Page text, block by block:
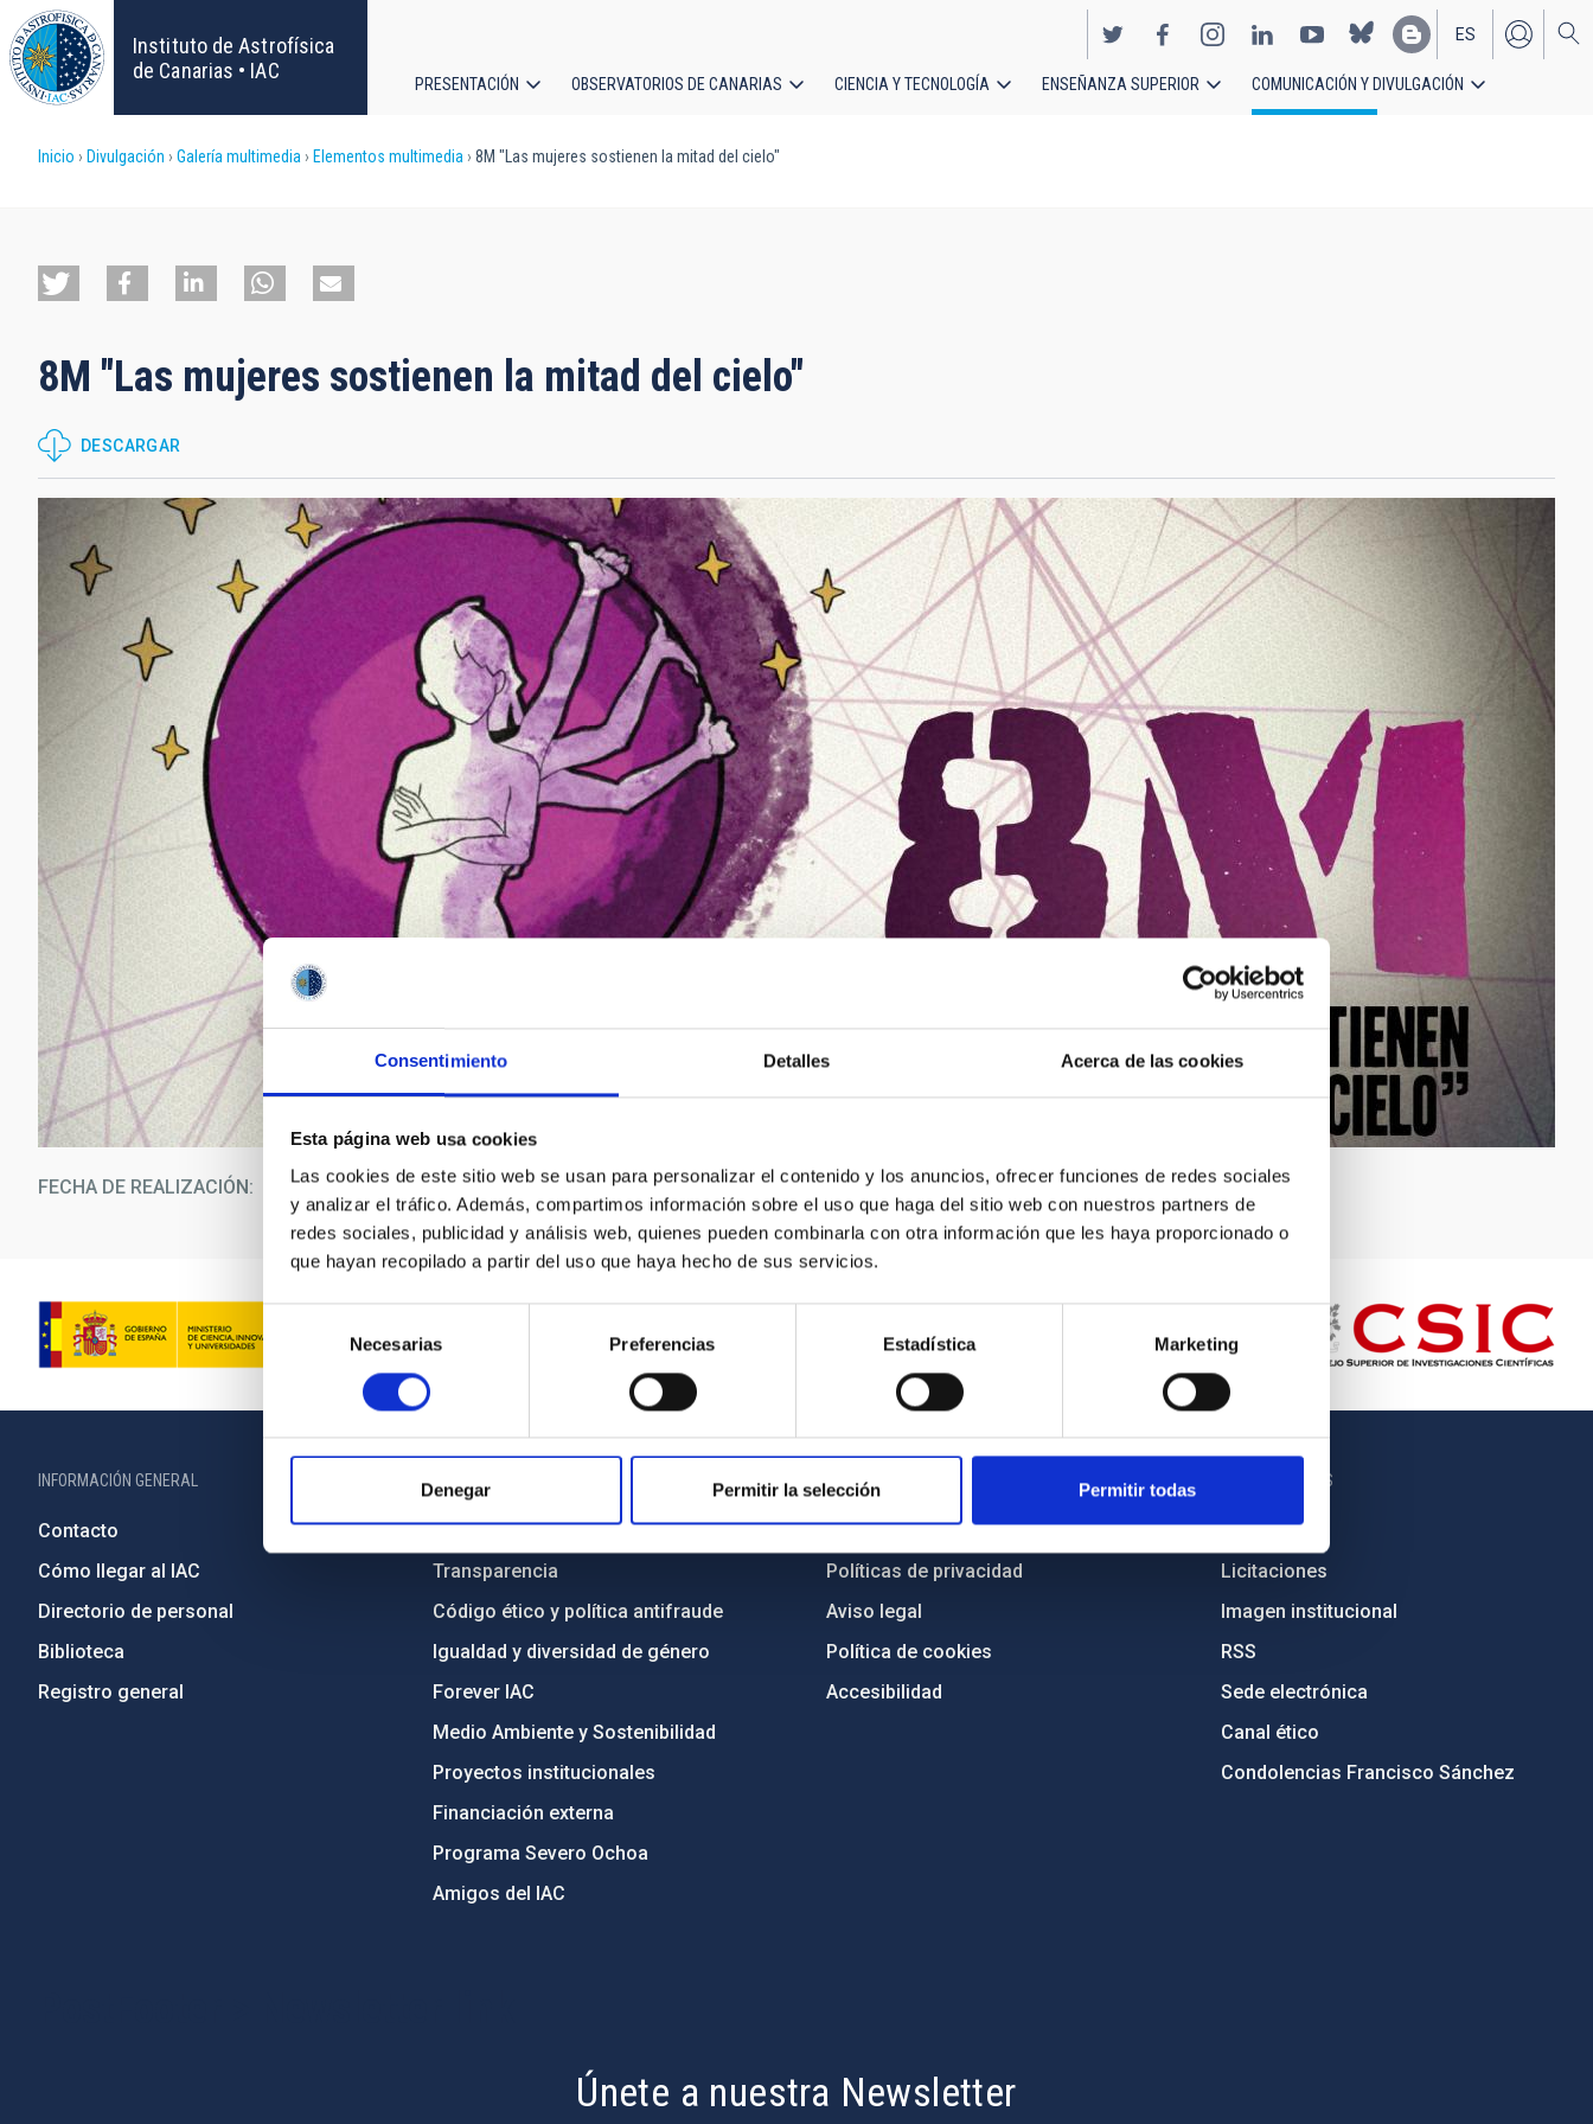
Consentimiento Detalles Acerca de las cookies
Esta página web usa cookies
Las cookies de este sitio web se usan para personalizar el contenido y los anuncios, ofrecer funciones de redes sociales
y analizar el tráfico. Además, compartimos información sobre el uso que haga del sitio web con nuestros partners de
redes sociales, publicidad y análisis web, quienes pueden combinarla con otra información que les haya proporcionado o
que hayan recopilado a partir del uso que haya hecho de sus servicios.
de
consentimiento
Necesarias Preferencias Estadística Marketing
Denegar Permitir la selección Permitir todas
Pasar
al
contenido
principal
Instituto de Astrofísica
de Canarias • IAC
EN
ES
PRESENTACIÓN OBSERVATORIOS DE CANARIAS CIENCIA Y TECNOLOGÍA ENSEÑANZA SUPERIOR COMUNICACIÓN Y DIVULGACIÓN
Sobrescribir
de
a
la
navegación
Inicio Divulgación Galería multimedia Elementos multimedia 8M "Las mujeres sostienen la mitad del cielo"
8M "Las mujeres sostienen la mitad del cielo"
DESCARGAR
FECHA DE REALIZACIÓN 07/03/2025
INFORMACIÓN GENERAL
Contacto
Cómo llegar al IAC
Directorio de personal
Biblioteca
Registro general
Legislación
Transparencia
Código ético y política antifraude
Igualdad y diversidad de género
Forever IAC
Medio Ambiente y Sostenibilidad
Proyectos institucionales
Financiación externa
Programa Severo Ochoa
Amigos del IAC
PORTAL DEL IAC
Mapa web
Políticas de privacidad
Aviso legal
Política de cookies
Accesibilidad
OTROS ENLACES
Empleo
Licitaciones
Imagen institucional
RSS
Sede electrónica
Canal ético
Condolencias Francisco Sánchez
Únete a nuestra Newsletter